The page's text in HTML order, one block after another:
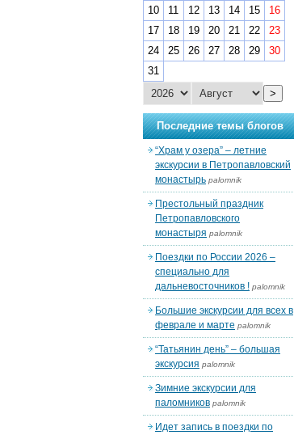
10
11 12 13 14 15
16
17
18 19 20 21 22
23
24
25 26 27 28 29
30
31
>
Последние темы блогов
“Храм у озера” – летние
экскурсии в Петропавловский
монастырь palomnik
Престольный праздник
Петропавловского
монастыря palomnik
Поездки по России 2026 –
специально для
дальневосточников ! palomnik
Большие экскурсии для всех в
феврале и марте palomnik
“Татьянин день” – большая
экскурсия palomnik
Зимние экскурсии для
паломников palomnik
Идет запись в поездки по